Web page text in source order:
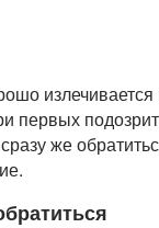
первых
же